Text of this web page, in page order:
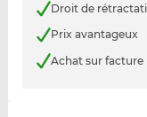
Droit de
Prix avantageux
Achat sur facture